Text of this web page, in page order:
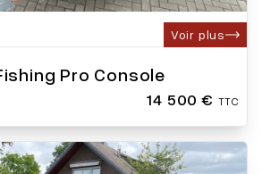
Voir plus
Pro Console
14 500 € TTC